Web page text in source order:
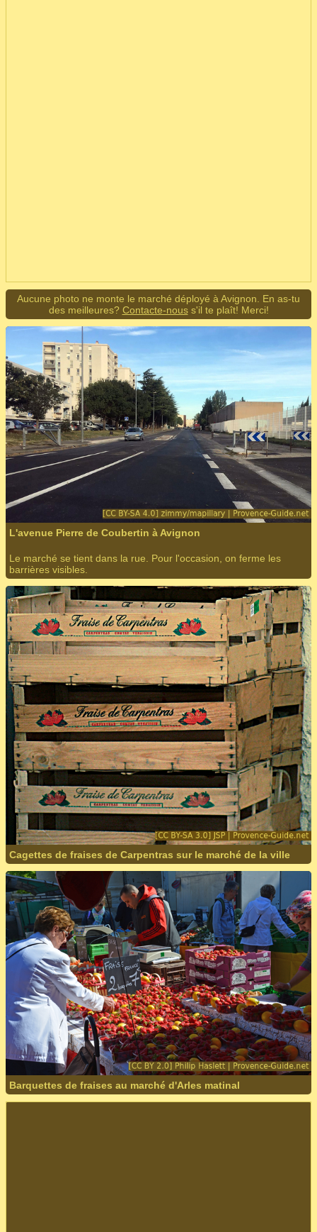
Aucune photo ne monte le marché déployé à Avignon. En as-tu
des meilleures? Contacte-nouss'il te plaît! Merci!
L'avenue Pierre de Coubertin à Avignon
Le marché se tient dans la rue. Pour l'occasion, on ferme les
barrières visibles.
Cagettes de fraises de Carpentras sur le marché de la ville
Barquettes de fraises au marché d'Arles matinal